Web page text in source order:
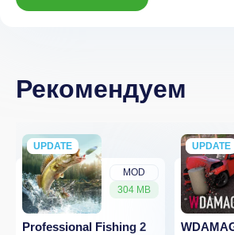
Рекомендуем
MOD
304 MB
UPDATE
NEW
Professional Fishing 2
UPDATE
NEW